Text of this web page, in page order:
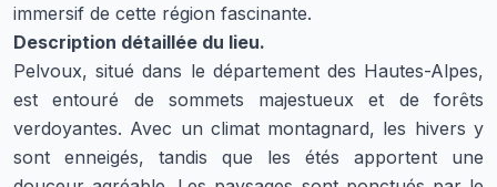
immersif de cette région fascinante.
Description détaillée du lieu.
Pelvoux, situé dans le département des Hautes-Alpes,
est entouré de sommets majestueux et de forêts
verdoyantes. Avec un climat montagnard, les hivers y
sont enneigés, tandis que les étés apportent une